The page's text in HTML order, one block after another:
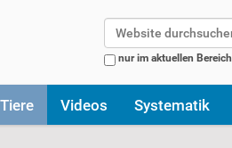
nur im aktuellen Bereich
Videos Systematik